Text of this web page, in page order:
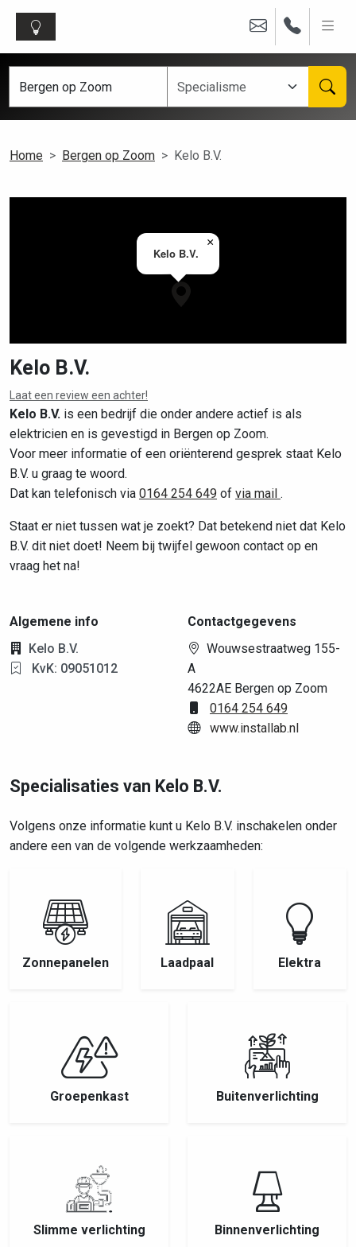
Home Bergen op Zoom Kelo B.V.
Kelo B.V.
×
Leaflet|©OpenStreetMapcontributors
Kelo B.V.
Laat een review een achter!
Kelo B.V. is een bedrijf die onder andere actief is als
elektricien en is gevestigd in Bergen op Zoom.
Voor meer informatie of een oriënterend gesprek staat Kelo
B.V. u graag te woord.
Dat kan telefonisch via 0164 254 649 of via mail .
Staat er niet tussen wat je zoekt? Dat betekend niet dat Kelo
B.V. dit niet doet! Neem bij twijfel gewoon contact op en
vraag het na!
Algemene info
Kelo B.V.
KvK: 09051012
Contactgegevens
Wouwsestraatweg 155-
A
4622AE Bergen op Zoom
0164 254 649
www.installab.nl
Specialisaties van Kelo B.V.
Volgens onze informatie kunt u Kelo B.V. inschakelen onder
andere een van de volgende werkzaamheden:
Zonnepanelen Laadpaal Elektra
Groepenkast Buitenverlichting
Slimme verlichting Binnenverlichting